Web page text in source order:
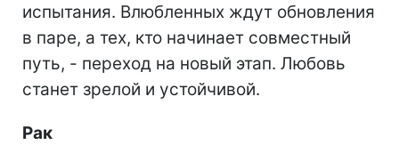
испытания. Влюбленных ждут обновления
в паре, а тех, кто начинает совместный
путь, - переход на новый этап. Любовь
станет зрелой и устойчивой.
Рак